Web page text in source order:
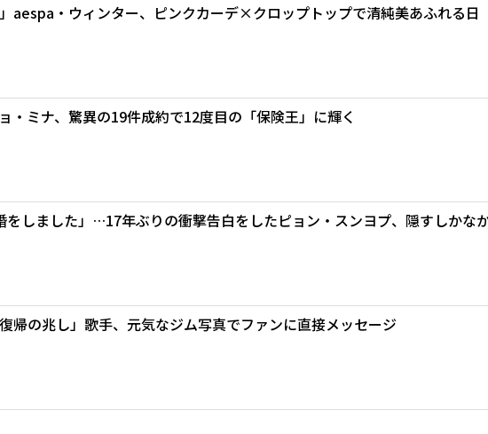
」aespa・ウィンター、ピンクカーデ×クロップトップで清純美あふれる日
・ミナ、驚異の19件成約で12度目の「保険王」に輝く
をしました」…17年ぶりの衝撃告白をしたピョン・スンヨプ、隠すしかな
帰の兆し」歌手、元気なジム写真でファンに直接メッセージ